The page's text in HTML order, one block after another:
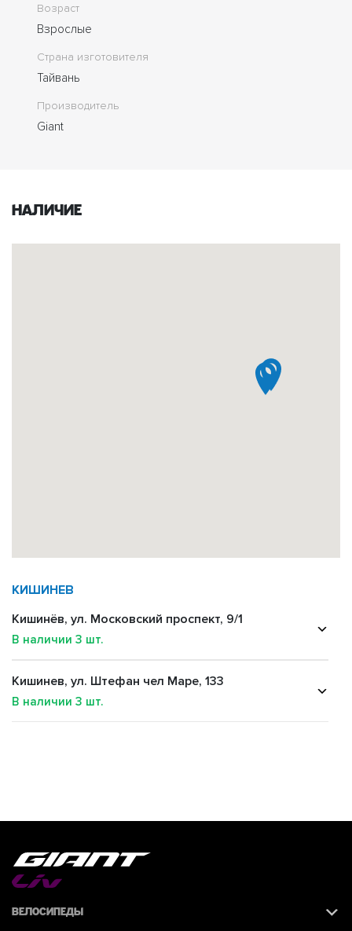
Возраст
Взрослые
Страна изготовителя
Тайвань
Производитель
Giant
Наличие
КИШИНЕВ
Кишинёв, ул. Московский проспект, 9/1
В наличии 3 шт.
Кишинев, ул. Штефан чел Маре, 133
В наличии 3 шт.
Велосипеды